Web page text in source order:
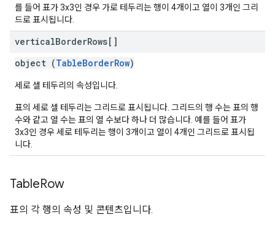
를 들어 표가 3x3인 경우 가로 테두리는 행이 4개이고 열이 3개인 그리
드로 표시됩니다.
verticalBorderRows[]
object (TableBorderRow)
세로 셀 테두리의 속성입니다.
표의 세로 셀 테두리는 그리드로 표시됩니다. 그리드의 행 수는 표의 행
수와 같고 열 수는 표의 열 수보다 하나 더 많습니다. 예를 들어 표가
3x3인 경우 세로 테두리는 행이 3개이고 열이 4개인 그리드로 표시됩
니다.
TableRow
표의 각 행의 속성 및 콘텐츠입니다.